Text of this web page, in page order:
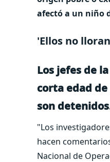
afectó a un niño
'Ellos no
Los jefes de
corta edad
son
"Los
hacen
Nacional de